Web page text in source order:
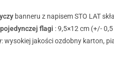
banneru z napisem STO LAT
flagi : 9,5×12 cm (+/-
: wysokiej jakości ozdobny karton,